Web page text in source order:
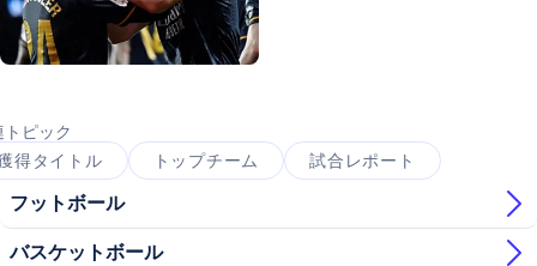
トピック
得タイトル
トップチーム 試合レポート
フットボール
バスケットボール